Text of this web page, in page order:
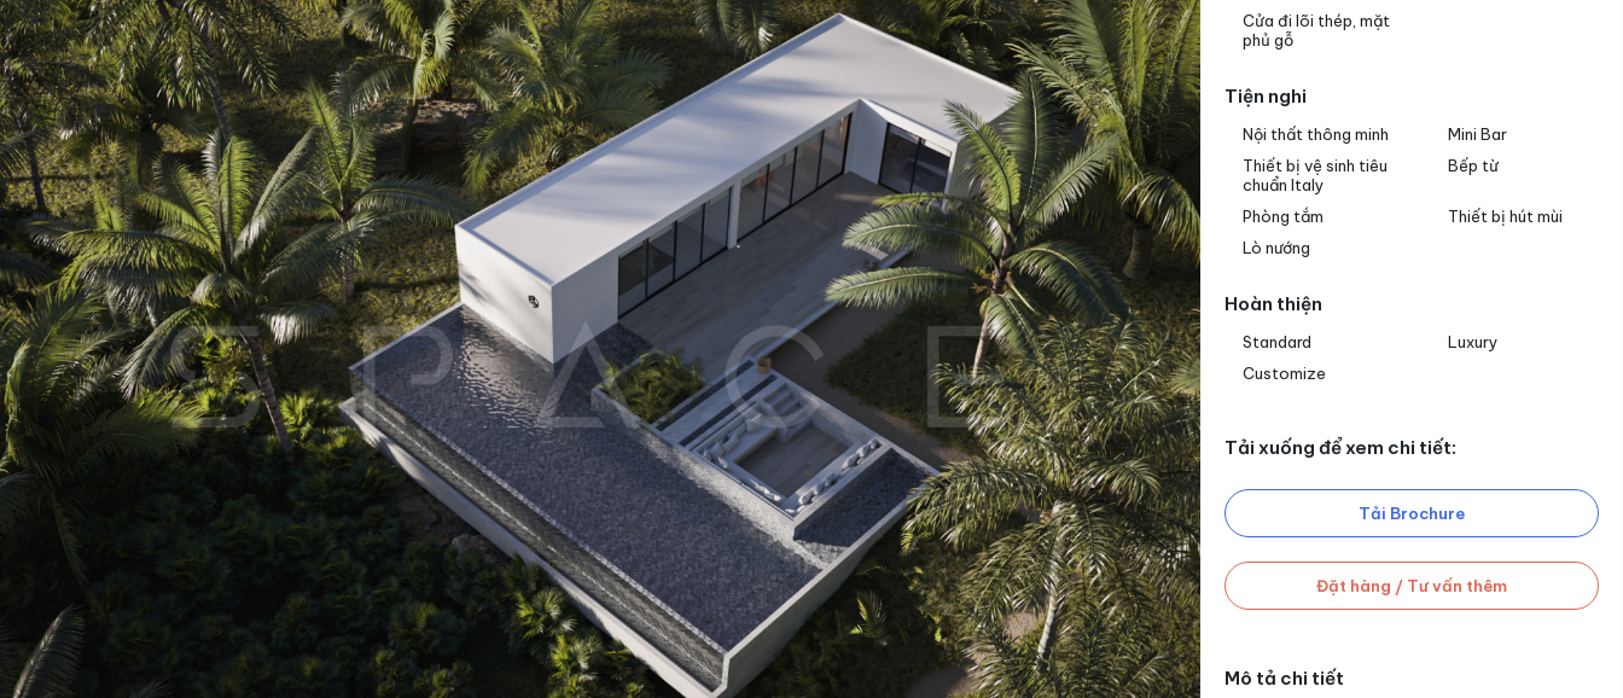
Cửa đi lõi thép, mặt
phủ gỗ
Tiện nghi
Nội thất thông minh
Mini Bar
Thiết bị vệ sinh tiêu
chuẩn Italy
Bếp từ
Phòng tắm
Thiết bị hút mùi
Lò nướng
Hoàn thiện
Standard
Luxury
Customize
Tải xuống để xem chi tiết:
Tải Brochure
Đặt hàng / Tư vấn thêm
Mô tả chi tiết